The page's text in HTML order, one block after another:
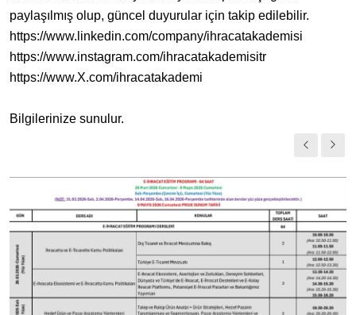
paylaşılmış olup, güncel duyurular için takip edilebilir.
https://www.linkedin.com/company/ihracatakademisi
https://www.instagram.com/ihracatakademisitr
https://www.X.com/ihracatakademi
Bilgilerinize sunulur.